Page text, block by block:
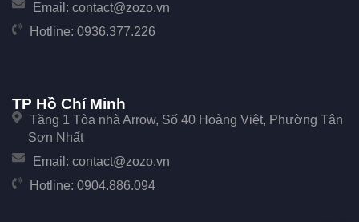
Email: contact@zozo.vn
Hotline: 0936.377.226
TP Hồ Chí Minh
Tầng 1 Tòa nhà Arrow, Số 40 Hoàng Việt, Phường Tân
Sơn Nhất
Email: contact@zozo.vn
Hotline: 0904.886.094